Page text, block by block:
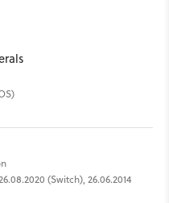
(Switch), 26.06.2014